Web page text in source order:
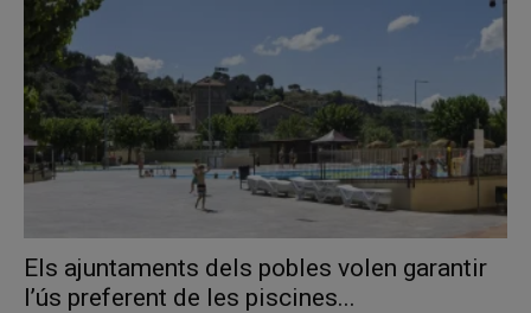
Els ajuntaments dels pobles volen garantir
l’ús preferent de les piscines...